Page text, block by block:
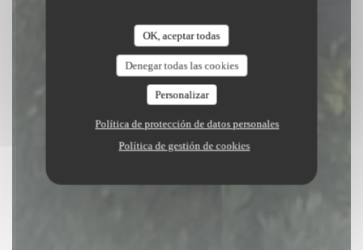
OK, aceptar todas
Denegar todas las cookies
Personalizar
Política de protección de datos personales
Política de gestión de cookies